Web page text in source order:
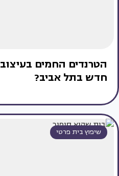
הטרנדים החמים
חדש בתל אביב?
שיפוץ בית פרטי